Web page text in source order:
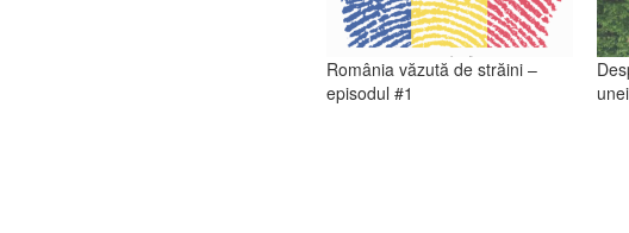
România văzută de străini –
episodul #1